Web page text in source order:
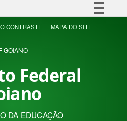
Simplifique!
Acesso à informação
CONTRASTE MAPA DO SITE
GOIANO
Federal
DA EDUCAÇÃO